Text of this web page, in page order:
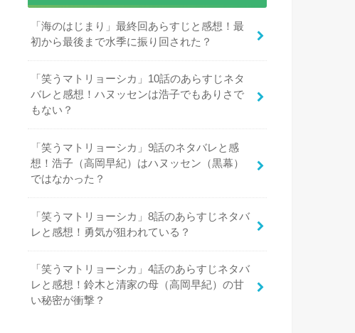
「海のはじまり」最終回あらすじと感想！最
初から最後まで水季に振り回された？
「笑うマトリョーシカ」10話のあらすじネタ
バレと感想！ハヌッセンは浩子でもありさで
もない？
「笑うマトリョーシカ」9話のネタバレと感
想！浩子（高岡早紀）はハヌッセン（黒幕）
ではなかった？
「笑うマトリョーシカ」8話のあらすじネタバ
レと感想！勇気が狙われている？
「笑うマトリョーシカ」4話のあらすじネタバ
レと感想！鈴木と清家の母（高岡早紀）の甘
い秘密が衝撃？